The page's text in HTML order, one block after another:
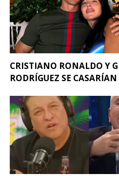
CRISTIANO RONALDO Y
RODRÍGUEZ SE